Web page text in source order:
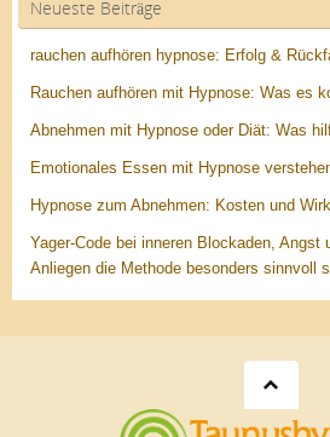
Neueste Beiträge
rauchen aufhören hypnose: Erfolg &
Rauchen aufhören mit Hypnose: Was es
Abnehmen mit Hypnose oder Diät: Was
Emotionales Essen mit Hypnose
Hypnose zum Abnehmen: Kosten und
Yager-Code bei inneren Blockaden, Angst
Anliegen die Methode besonders sinnvoll